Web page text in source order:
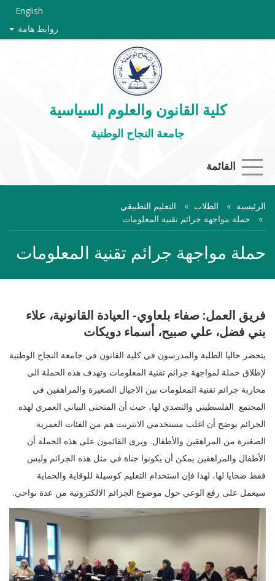
English
روابط هامة
كلية القانون والعلوم السياسية
جامعة النجاح الوطنية
القائمة
الرئيسية الطلاب
التعليم التطبيقي
حملة مواجهة جرائم تقنية المعلومات
حملة مواجهة جرائم تقنية المعلومات
فريق العمل: صفاء بلعاوي- العيادة القانونية، علاء
بني فضل، علي صبيح، أسماء دويكات
يتحضر حاليا الطلبة والمدرسون في كلية القانون في جامعة النجاح الوطنية
‎محاربة جرائم تقنية المعلومات بين الاجيال الصغيرة والمراهقين في
المجتمع الفلسطيني والتصدي لها، ‏حيث أن المنحنى البياني العمري لهذه
الجرائم يوضح أن اغلب مستخدمي الانترنت هم من الفئات العمرية
الصغيرة من المراهقين ‏والأطفال. ويرى القائمون على هذه الحملة أن
الأطفال والمراهقين يمكن أن يكونوا جناة في مثل هذه الجرائم وليس
فقط ضحايا ‏لها، لهذا فإن استخدام التعليم كوسيلة للوقاية والحماية
سيعمل على رفع الوعي حول موضوع الجرائم الالكترونية من عدة نواحي.‏